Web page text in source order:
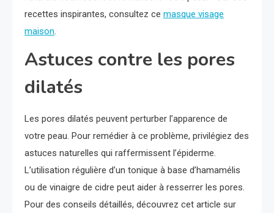
recettes inspirantes, consultez ce masque visage
maison
Astuces contre les pores
dilatés
Les pores dilatés peuvent perturber l’apparence de
votre peau. Pour remédier à ce problème, privilégiez des
astuces naturelles qui raffermissent l’épiderme.
L’utilisation régulière d’un tonique à base d’hamamélis
ou de vinaigre de cidre peut aider à resserrer les pores.
Pour des conseils détaillés, découvrez cet article sur